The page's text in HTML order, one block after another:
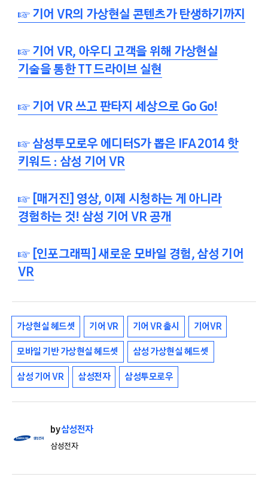
☞ 기어 VR의 가상현실 콘텐츠가 탄생하기까지
☞ 기어 VR, 아우디 고객을 위해 가상현실
기술을 통한 TT 드라이브 실현
☞ 기어 VR 쓰고 판타지 세상으로 Go Go!
☞ 삼성투모로우 에디터S가 뽑은 IFA 2014 핫
키워드 : 삼성 기어 VR
☞ [매거진] 영상, 이제 시청하는 게 아니라
경험하는 것! 삼성 기어 VR 공개
☞ [인포그래픽] 새로운 모바일 경험, 삼성 기어
VR
가상현실 헤드셋 기어 VR 기어 VR 출시 기어VR
모바일 기반 가상현실 헤드셋 삼성 가상현실 헤드셋
삼성 기어 VR 삼성전자 삼성투모로우
by삼성전자
삼성전자